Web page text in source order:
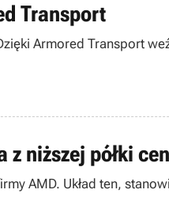
Transport
Armored Transport
z niższej półki
AMD. Układ ten,